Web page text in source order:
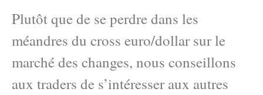
Plutôt que de se perdre dans les
méandres du cross euro/dollar sur le
marché des changes, nous conseillons
aux traders de s’intéresser aux autres